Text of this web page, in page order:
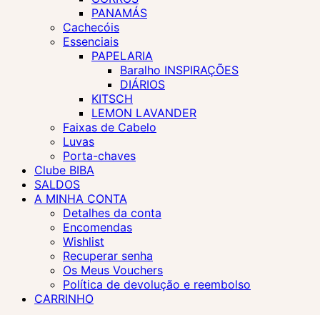
PANAMÁS
Cachecóis
Essenciais
PAPELARIA
Baralho INSPIRAÇÕES
DIÁRIOS
KITSCH
LEMON LAVANDER
Faixas de Cabelo
Luvas
Porta-chaves
Clube BIBA
SALDOS
A MINHA CONTA
Detalhes da conta
Encomendas
Wishlist
Recuperar senha
Os Meus Vouchers
Política de devolução e reembolso
CARRINHO